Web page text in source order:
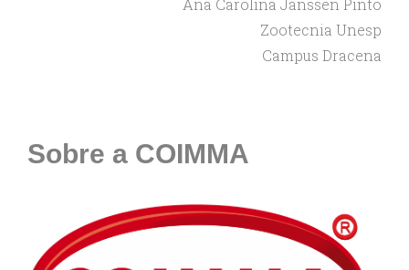
Ana Carolina Janssen Pinto
Zootecnia Unesp
Campus Dracena
Sobre a COIMMA